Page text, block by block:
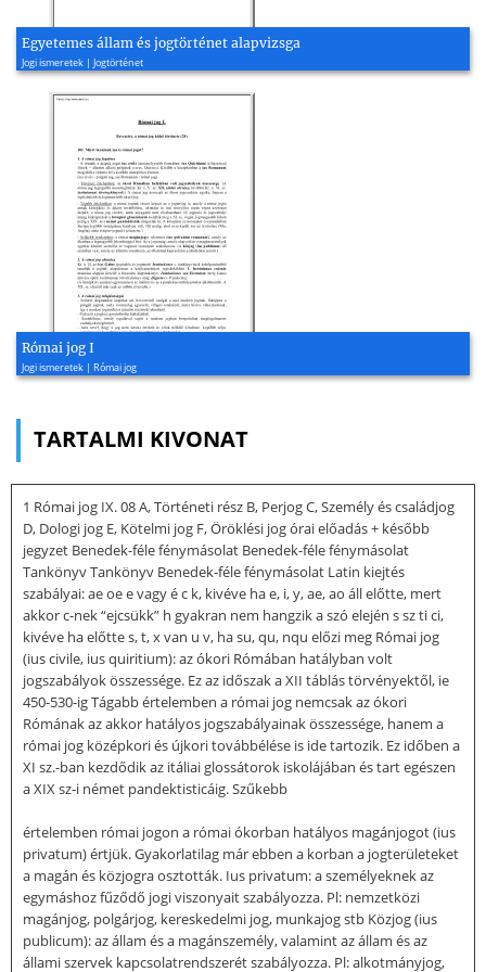
Egyetemes állam és jogtörténet alapvizsga
Jogi ismeretek | Jogtörténet
Római jog I
Jogi ismeretek | Római jog
TARTALMI KIVONAT
1 Római jog IX. 08 A, Történeti rész B, Perjog C, Személy és családjog
D, Dologi jog E, Kötelmi jog F, Öröklési jog órai előadás + később
jegyzet Benedek-féle fénymásolat Benedek-féle fénymásolat
Tankönyv Tankönyv Benedek-féle fénymásolat Latin kiejtés
szabályai: ae oe e vagy é c k, kivéve ha e, i, y, ae, ao áll előtte, mert
akkor c-nek “ejcsükk” h gyakran nem hangzik a szó elején s sz ti ci,
kivéve ha előtte s, t, x van u v, ha su, qu, nqu előzi meg Római jog
(ius civile, ius quiritium): az ókori Rómában hatályban volt
jogszabályok összessége. Ez az időszak a XII táblás törvényektől, ie
450-530-ig Tágabb értelemben a római jog nemcsak az ókori
Rómának az akkor hatályos jogszabályainak összessége, hanem a
római jog középkori és újkori továbbélése is ide tartozik. Ez időben a
XI sz.-ban kezdődik az itáliai glossátorok iskolájában és tart egészen
a XIX sz-i német pandektisticáig. Szűkebb
értelemben római jogon a római ókorban hatályos magánjogot (ius
privatum) értjük. Gyakorlatilag már ebben a korban a jogterületeket
a magán és közjogra osztották. Ius privatum: a személyeknek az
egymáshoz fűződő jogi viszonyait szabályozza. Pl: nemzetközi
magánjog, polgárjog, kereskedelmi jog, munkajog stb Közjog (ius
publicum): az állam és a magánszemély, valamint az állam és az
állami szervek kapcsolatrendszerét szabályozza. Pl: alkotmányjog,